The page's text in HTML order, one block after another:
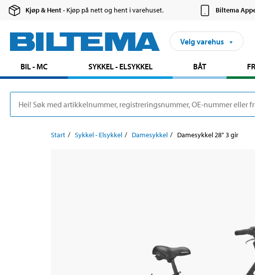
Kjøp & Hent- Kjøp på nett og hent i varehuset. Biltema
Velg varehus
BIL - MC SYKKEL - ELSYKKEL BÅT
Start Sykkel - Elsykkel Damesykkel Damesykkel 28" 3 gir